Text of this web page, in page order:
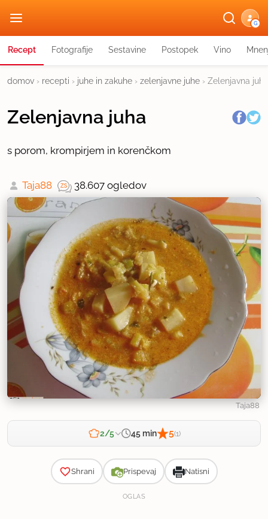
G
Recept Fotografije Sestavine Postopek Vino
domov › recepti › juhe in zakuhe › zelenjavne juhe › Zelenjavna juha
Zelenjavna juha
s porom, krompirjem in korenčkom
Taja88 38.607 ogledov
Taja88
2/5 45 min 5(1)
Shrani Prispevaj Natisni
OGLAS